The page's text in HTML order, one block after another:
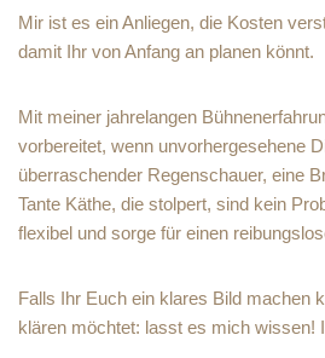
Mir ist es ein Anliegen, die Kosten
damit Ihr von Anfang an planen könnt.
Mit meiner jahrelangen
vorbereitet, wenn unvorhergesehene
überraschender Regenschauer, eine
Tante Käthe, die stolpert, sind kein
flexibel und sorge für einen
Falls Ihr Euch ein klares Bild machen
klären möchtet: lasst es mich wissen!